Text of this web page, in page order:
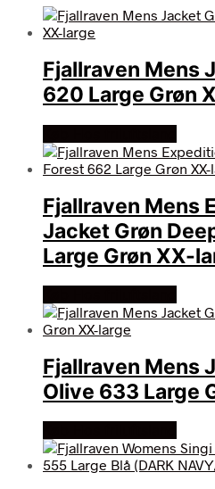
Fjallraven Mens
620 Large Grøn
Fjallraven Mens
Jacket Grøn
Large Grøn XX-
Fjallraven Mens
Olive 633 Large